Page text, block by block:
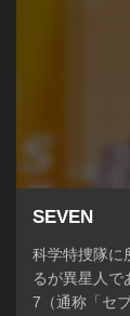
SEVEN
科学特捜隊に
るが異星人で
7（通称「セ